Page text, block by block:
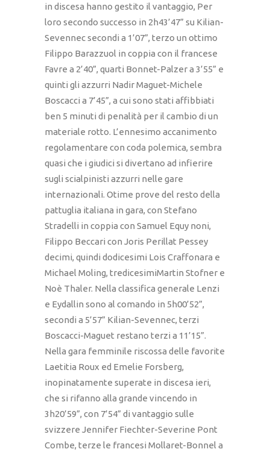
in discesa hanno gestito il vantaggio, Per
loro secondo successo in 2h43’47” su Kilian-
Sevennec secondi a 1’07”, terzo un ottimo
Filippo Barazzuol in coppia con il francese
Favre a 2’40”, quarti Bonnet-Palzer a 3’55” e
quinti gli azzurri Nadir Maguet-Michele
Boscacci a 7’45”, a cui sono stati affibbiati
ben 5 minuti di penalità per il cambio di un
materiale rotto. L’ennesimo accanimento
regolamentare con coda polemica, sembra
quasi che i giudici si divertano ad infierire
sugli scialpinisti azzurri nelle gare
internazionali. Otime prove del resto della
pattuglia italiana in gara, con Stefano
Stradelli in coppia con Samuel Equy noni,
Filippo Beccari con Joris Perillat Pessey
decimi, quindi dodicesimi Lois Craffonara e
Michael Moling, tredicesimiMartin Stofner e
Noè Thaler. Nella classifica generale Lenzi
e Eydallin sono al comando in 5h00’52”,
secondi a 5’57” Kilian-Sevennec, terzi
Boscacci-Maguet restano terzi a 11’15”.
Nella gara femminile riscossa delle favorite
Laetitia Roux ed Emelie Forsberg,
inopinatamente superate in discesa ieri,
che si rifanno alla grande vincendo in
3h20’59”, con 7’54” di vantaggio sulle
svizzere Jennifer Fiechter-Severine Pont
Combe, terze le francesi Mollaret-Bonnel a